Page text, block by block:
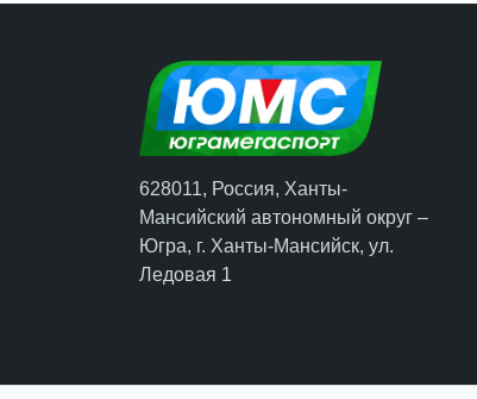
628011, Россия, Ханты-
Мансийский автономный округ –
Югра, г. Ханты-Мансийск, ул.
Ледовая 1